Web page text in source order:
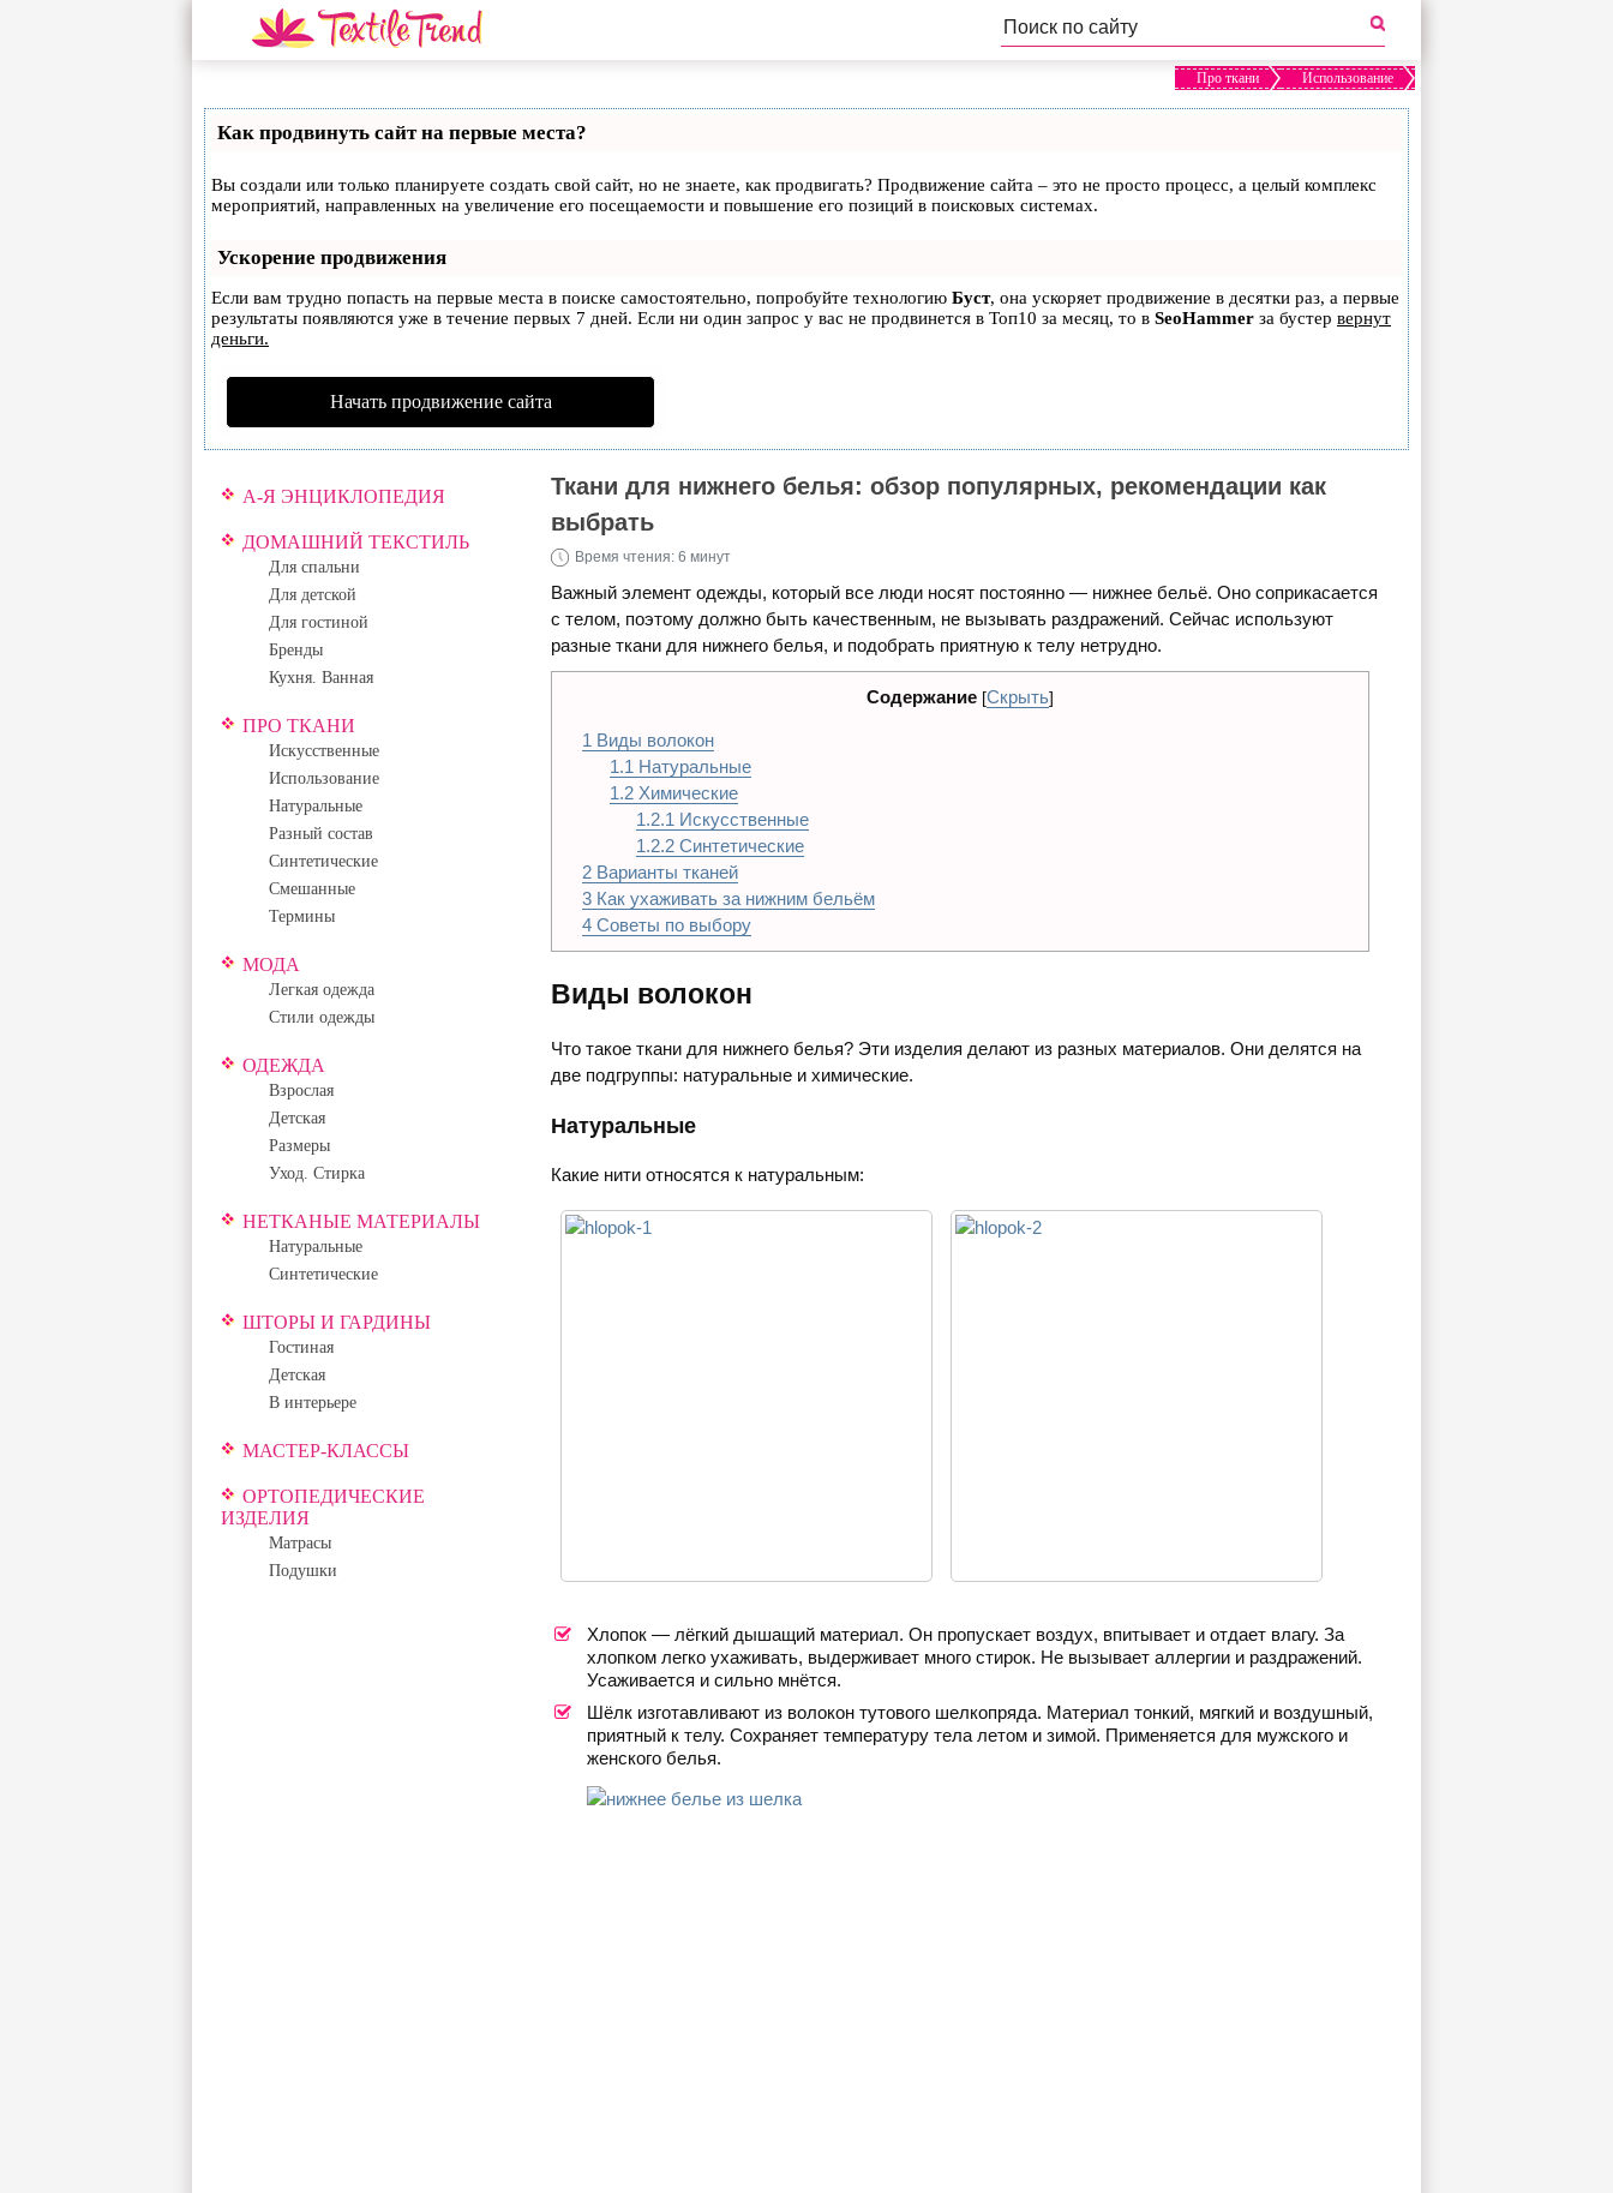
Про ткани Использование
Как продвинуть сайт на первые места?
Вы создали или только планируете создать свой сайт, но не знаете, как продвигать? Продвижение сайта – это не просто процесс, а целый комплекс
мероприятий, направленных на увеличение его посещаемости и повышение его позиций в поисковых системах.
Ускорение продвижения
Если вам трудно попасть на первые места в поиске самостоятельно, попробуйте технологию Буст, она ускоряет продвижение в десятки раз, а первые
результаты появляются уже в течение первых 7 дней. Если ни один запрос у вас не продвинется в Топ10 за месяц, то в SeoHammer за бустер вернут
деньги.
Начать продвижение сайта
Ткани для нижнего белья: обзор популярных, рекомендации как
выбрать
Время чтения: 6 минут
Важный элемент одежды, который все люди носят постоянно — нижнее бельё. Оно соприкасается
с телом, поэтому должно быть качественным, не вызывать раздражений. Сейчас используют
разные ткани для нижнего белья, и подобрать приятную к телу нетрудно.
Содержание [Скрыть]
1 Виды волокон
1.1 Натуральные
1.2Химические
1.2.1 Искусственные
1.2.2 Синтетические
2 Варианты тканей
3 Как ухаживать за нижним бельём
4 Советы по выбору
Виды волокон
Что такое ткани для нижнего белья? Эти изделия делают из разных материалов. Они делятся на
две подгруппы: натуральные и химические.
Натуральные
Какие нити относятся к натуральным:
Хлопок — лёгкий дышащий материал. Он пропускает воздух, впитывает и отдает влагу. За
хлопком легко ухаживать, выдерживает много стирок. Не вызывает аллергии и раздражений.
Усаживается и сильно мнётся.
Шёлк изготавливают из волокон тутового шелкопряда. Материал тонкий, мягкий и воздушный,
приятный к телу. Сохраняет температуру тела летом и зимой. Применяется для мужского и
женского белья.
А-Я ЭНЦИКЛОПЕДИЯ
ДОМАШНИЙ ТЕКСТИЛЬ
Для спальни
Для детской
Для гостиной
Бренды
Кухня. Ванная
ПРО ТКАНИ
Искусственные
Использование
Натуральные
Разный состав
Синтетические
Смешанные
Термины
МОДА
Легкая одежда
Стили одежды
ОДЕЖДА
Взрослая
Детская
Размеры
Уход. Стирка
НЕТКАНЫЕ МАТЕРИАЛЫ
Натуральные
Синтетические
ШТОРЫ И ГАРДИНЫ
Гостиная
Детская
В интерьере
МАСТЕР-КЛАССЫ
ОРТОПЕДИЧЕСКИЕ
ИЗДЕЛИЯ
Матрасы
Подушки